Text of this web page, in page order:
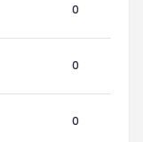
0
0
0